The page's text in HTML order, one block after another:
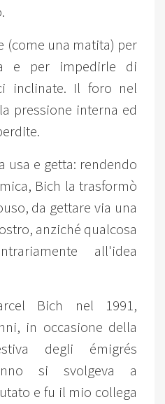
(come una matita) per
e per impedirle di
inclinate. Il foro nel
pressione interna ed
usa e getta: rendendo
Bich la trasformò
da gettare via una
anziché qualcosa
all'idea
Bich nel 1991,
in occasione della
degli émigrés
si svolgeva a
e fu il mio collega